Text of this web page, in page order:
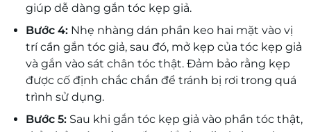
giúp dễ dàng gắn tóc kẹp giả.
Bước 4: Nhẹ nhàng dán phần keo hai mặt vào vị
trí cần gắn tóc giả, sau đó, mở kẹp của tóc kẹp giả
và gắn vào sát chân tóc thật. Đảm bảo rằng kẹp
được cố định chắc chắn để tránh bị rơi trong quá
trình sử dụng.
Bước 5: Sau khi gắn tóc kẹp giả vào phần tóc thật,